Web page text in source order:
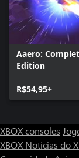
Aaero:
Edition
R$54,95+
XBOX consoles
XBOX Notícias do